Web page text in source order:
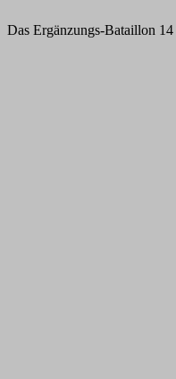
Das Ergänzungs-Bataillon